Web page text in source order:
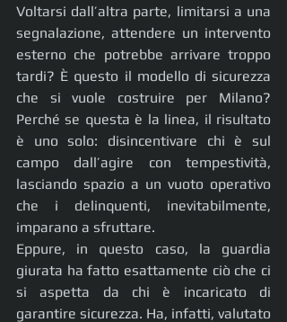
Voltarsi dall’altra parte, limitarsi a una
segnalazione, attendere un intervento
esterno che potrebbe arrivare troppo
tardi? È questo il modello di sicurezza
che si vuole costruire per Milano?
Perché se questa è la linea, il risultato
è uno solo: disincentivare chi è sul
campo dall’agire con tempestività,
lasciando spazio a un vuoto operativo
che i delinquenti, inevitabilmente,
imparano a sfruttare.
Eppure, in questo caso, la guardia
giurata ha fatto esattamente ciò che ci
si aspetta da chi è incaricato di
garantire sicurezza. Ha, infatti, valutato